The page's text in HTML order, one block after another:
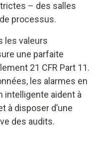
– des salles
processus.
les valeurs
une parfaite
21 CFR Part 11.
les alarmes en
intelligente aident à
à disposer d’une
des audits.